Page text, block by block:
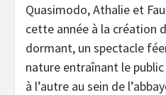
Quasimodo, Athalie et
cette année à la création
dormant, un spectacle
nature entraînant le public
à l’autre au sein de